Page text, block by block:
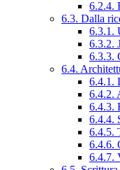
6.2.4.
6.3. Dalla
6.3.1.
6.3.2.
6.3.3.
6.4.
6.4.1.
6.4.2.
6.4.3.
6.4.4.
6.4.5.
6.4.6.
6.4.7.